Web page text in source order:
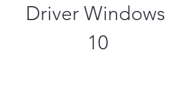
Driver Windows
10